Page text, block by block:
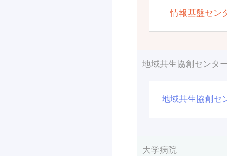
情報基盤セン
地域共生協創センタ
地域共生協創セ
大学病院